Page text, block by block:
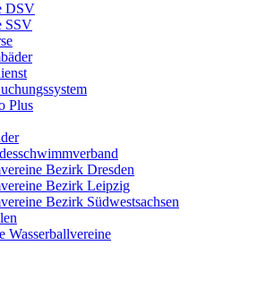
DSV
SSV
Plus
Bezirk Dresden
Bezirk Leipzig
Bezirk Südwestsachsen
Wasserballvereine